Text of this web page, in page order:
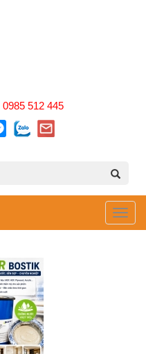
0985 512 445